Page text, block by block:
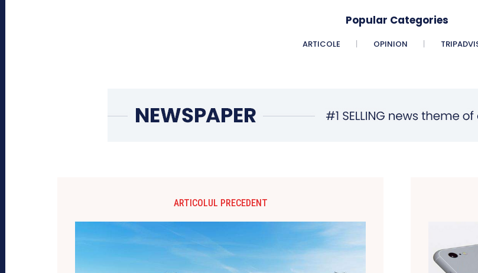
Popular Categories
ARTICOLE OPINION
ARTICOLUL PRECEDENT